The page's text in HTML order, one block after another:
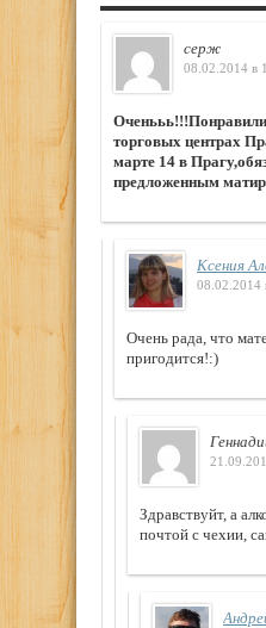
серж
08.02.2014 в
торговых центрах
марте 14 в
предложенным
Ксения
08.02.2014
Очень рада, что
пригодится!:)
Здравствуйт, а
почтой с чехии,